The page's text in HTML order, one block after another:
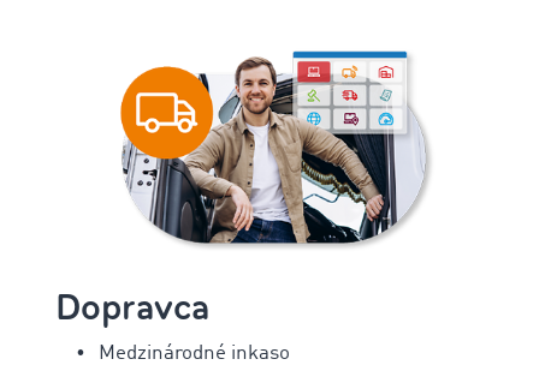
Dopravca
Medzinárodné inkaso